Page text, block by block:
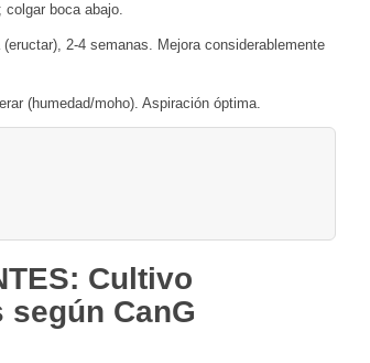
colgar boca abajo.
2-4 semanas. Mejora considerablemente
(humedad/moho). Aspiración óptima.
Cultivo
CanG